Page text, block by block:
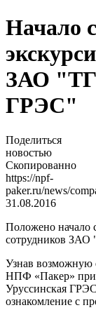
Начало
ЗАО
ГРЭС"
Поделиться
новостью
Скопированно
https://npf-
paker.ru/news/
31.08.2016
Положено начало
сотрудников
Узнав
НПФ «Пакер»
Уруссинская
ознакомление с